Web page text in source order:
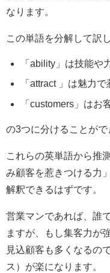
なります。
この単語を分解して訳
「ability」は技能や
「attract 」は魅力
「customers」はお
の3つに分けることがで
これらの英単語から推
み顧客を惹きつける力
解釈できるはずです。
営業マンであれば、誰
ますが、もし集客力が
見込顧客も多くなるの
ス）が楽になります。